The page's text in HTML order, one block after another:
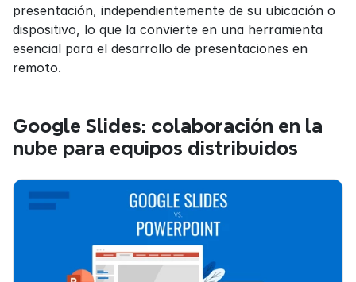
presentación, independientemente de su ubicación o
dispositivo, lo que la convierte en una herramienta
esencial para el desarrollo de presentaciones en
remoto.
Google Slides: colaboración en la
nube para equipos distribuidos